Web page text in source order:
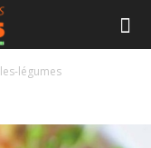
légumes